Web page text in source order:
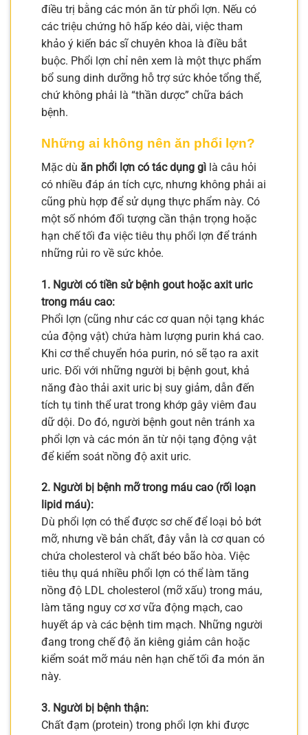
điều trị bằng các món ăn từ phổi lợn. Nếu có
các triệu chứng hô hấp kéo dài, việc tham
khảo ý kiến bác sĩ chuyên khoa là điều bắt
buộc. Phổi lợn chỉ nên xem là một thực phẩm
bổ sung dinh dưỡng hỗ trợ sức khỏe tổng thể,
chứ không phải là “thần dược” chữa bách
bệnh.
Những ai không nên ăn phổi lợn?
Mặc dù ăn phổi lợn có tác dụng gì là câu hỏi
có nhiều đáp án tích cực, nhưng không phải ai
cũng phù hợp để sử dụng thực phẩm này. Có
một số nhóm đối tượng cần thận trọng hoặc
hạn chế tối đa việc tiêu thụ phổi lợn để tránh
những rủi ro về sức khỏe.
1. Người có tiền sử bệnh gout hoặc axit uric
trong máu cao:
Phổi lợn (cũng như các cơ quan nội tạng khác
của động vật) chứa hàm lượng purin khá cao.
Khi cơ thể chuyển hóa purin, nó sẽ tạo ra axit
uric. Đối với những người bị bệnh gout, khả
năng đào thải axit uric bị suy giảm, dẫn đến
tích tụ tinh thể urat trong khớp gây viêm đau
dữ dội. Do đó, người bệnh gout nên tránh xa
phổi lợn và các món ăn từ nội tạng động vật
để kiểm soát nồng độ axit uric.
2. Người bị bệnh mỡ trong máu cao (rối loạn
lipid máu):
Dù phổi lợn có thể được sơ chế để loại bỏ bớt
mỡ, nhưng về bản chất, đây vẫn là cơ quan có
chứa cholesterol và chất béo bão hòa. Việc
tiêu thụ quá nhiều phổi lợn có thể làm tăng
nồng độ LDL cholesterol (mỡ xấu) trong máu,
làm tăng nguy cơ xơ vữa động mạch, cao
huyết áp và các bệnh tim mạch. Những người
đang trong chế độ ăn kiêng giảm cân hoặc
kiểm soát mỡ máu nên hạn chế tối đa món ăn
này.
3. Người bị bệnh thận:
Chất đạm (protein) trong phổi lợn khi được